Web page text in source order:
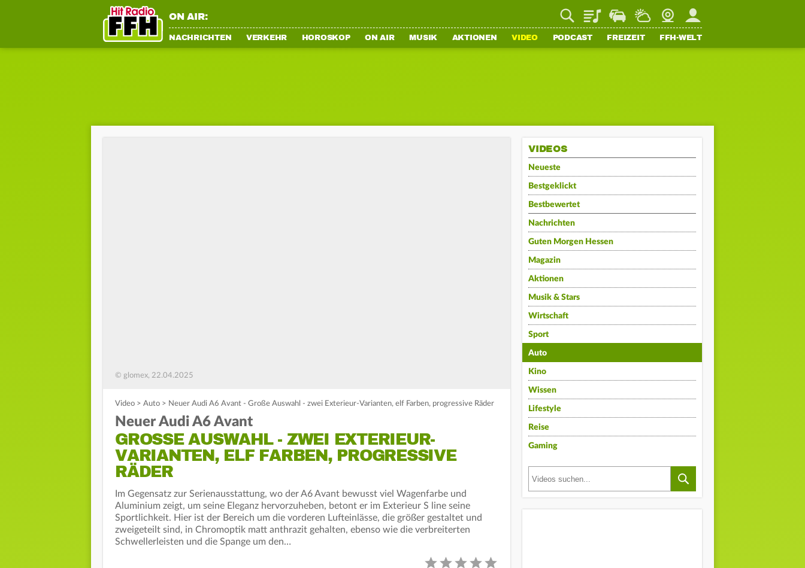
ON AIR: PlaylistStaupilotWetterWebcamMein FFH
NACHRICHTEN VERKEHR HOROSKOP ON AIR MUSIK AKTIONEN VIDEO PODCAST FREIZEIT FFH-WELT
© glomex, 22.04.2025
Video > Auto > Neuer Audi A6 Avant - Große Auswahl - zwei Exterieur-Varianten, elf Farben, progressive Räder
Neuer Audi A6 Avant
GROSSE AUSWAHL - ZWEI EXTERIEUR-V
ARIANTEN, ELF FARBEN, PROGRESSIVE R
ÄDER
Im Gegensatz zur Serienausstattung, wo der A6 Avant bewusst viel Wagenfarbe und
Aluminium zeigt, um seine Eleganz hervorzuheben, betont er im Exterieur S line seine
Sportlichkeit. Hier ist der Bereich um die vorderen Lufteinlässe, die größer gestaltet und
zweigeteilt sind, in Chromoptik matt anthrazit gehalten, ebenso wie die verbreiterten
Schwellerleisten und die Spange um den…
VIDEOS
Neueste
Bestgeklickt
Bestbewertet
Nachrichten
Guten Morgen Hessen
Magazin
Aktionen
Musik & Stars
Wirtschaft
Sport
Auto
Kino
Wissen
Lifestyle
Reise
Gaming